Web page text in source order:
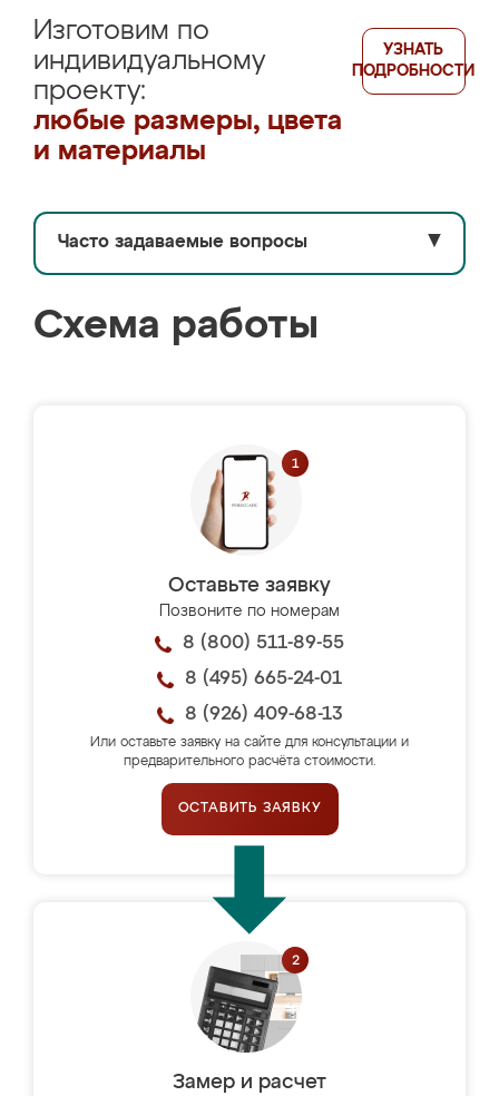
Изготовим по
индивидуальному
проекту:
любые размеры, цвета
и материалы
УЗНАТЬ
ПОДРОБНОСТИ
Часто задаваемые вопросы ▼
Схема работы
Оставьте заявку
Позвоните по номерам
8 (800) 511-89-55
8 (495) 665-24-01
8 (926) 409-68-13
Или оставьте заявку на сайте для консультации и
предварительного расчёта стоимости.
ОСТАВИТЬ ЗАЯВКУ
Замер и расчет